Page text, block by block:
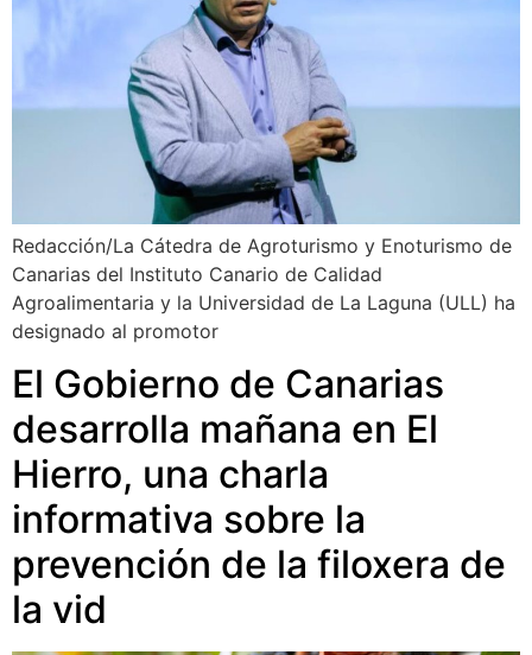
Redacción/La Cátedra de Agroturismo y Enoturismo de
Canarias del Instituto Canario de Calidad
Agroalimentaria y la Universidad de La Laguna (ULL) ha
designado al promotor
El Gobierno de Canarias
desarrolla mañana en El
Hierro, una charla
informativa sobre la
prevención de la filoxera de
la vid